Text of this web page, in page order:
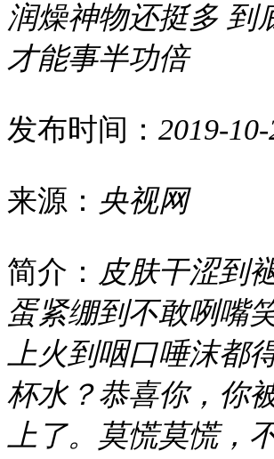
润燥神物还挺多 到
才能事半功倍
发布时间： 2019-
来源： 央视网
简介： 皮肤干涩到
蛋紧绷到不敢咧嘴
上火到咽口唾沫都
杯水？恭喜你，你
上了。莫慌莫慌，